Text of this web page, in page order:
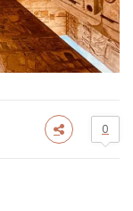
0